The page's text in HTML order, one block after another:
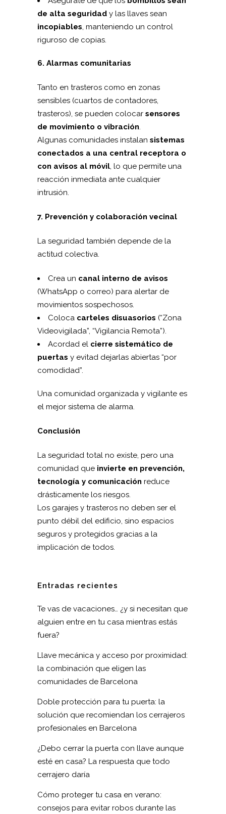
de alta seguridad y las llaves sean
incopiables, manteniendo un control
riguroso de copias.
6. Alarmas comunitarias
Tanto en trasteros como en zonas
sensibles (cuartos de contadores,
trasteros), se pueden colocar sensores
de movimiento o vibración.
Algunas comunidades instalan sistemas
conectados a una central receptora o
con avisos al móvil, lo que permite una
reacción inmediata ante cualquier
intrusión.
7. Prevención y colaboración vecinal
La seguridad también depende de la
actitud colectiva.
Crea un canal interno de avisos
(WhatsApp o correo) para alertar de
movimientos sospechosos.
Coloca carteles disuasorios (“Zona
Videovigilada”, “Vigilancia Remota”).
Acordad el cierre sistemático de
puertas y evitad dejarlas abiertas “por
comodidad”.
Una comunidad organizada y vigilante es
el mejor sistema de alarma.
Conclusión
La seguridad total no existe, pero una
comunidad que invierte en prevención,
tecnología y comunicación reduce
drásticamente los riesgos.
Los garajes y trasteros no deben ser el
punto débil del edificio, sino espacios
seguros y protegidos gracias a la
implicación de todos.
Entradas recientes
Te vas de vacaciones… ¿y si necesitan que
alguien entre en tu casa mientras estás
fuera?
Llave mecánica y acceso por proximidad:
la combinación que eligen las
comunidades de Barcelona
Doble protección para tu puerta: la
solución que recomiendan los cerrajeros
profesionales en Barcelona
¿Debo cerrar la puerta con llave aunque
esté en casa? La respuesta que todo
cerrajero daría
Cómo proteger tu casa en verano:
consejos para evitar robos durante las